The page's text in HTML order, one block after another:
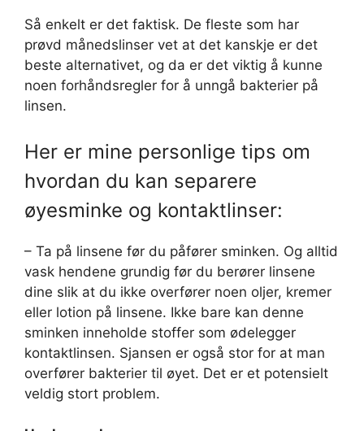
Så enkelt er det faktisk. De fleste som har
prøvd månedslinser vet at det kanskje er det
beste alternativet, og da er det viktig å kunne
noen forhåndsregler for å unngå bakterier på
linsen.
Her er mine personlige tips om
hvordan du kan separere
øyesminke og kontaktlinser:
– Ta på linsene før du påfører sminken. Og alltid
vask hendene grundig før du berører linsene
dine slik at du ikke overfører noen oljer, kremer
eller lotion på linsene. Ikke bare kan denne
sminken inneholde stoffer som ødelegger
kontaktlinsen. Sjansen er også stor for at man
overfører bakterier til øyet. Det er et potensielt
veldig stort problem.